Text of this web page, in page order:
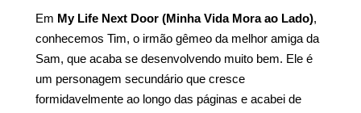
Em My Life Next Door (Minha Vida Mora ao Lado),
conhecemos Tim, o irmão gêmeo da melhor amiga da
Sam, que acaba se desenvolvendo muito bem. Ele é
um personagem secundário que cresce
formidavelmente ao longo das páginas e acabei de